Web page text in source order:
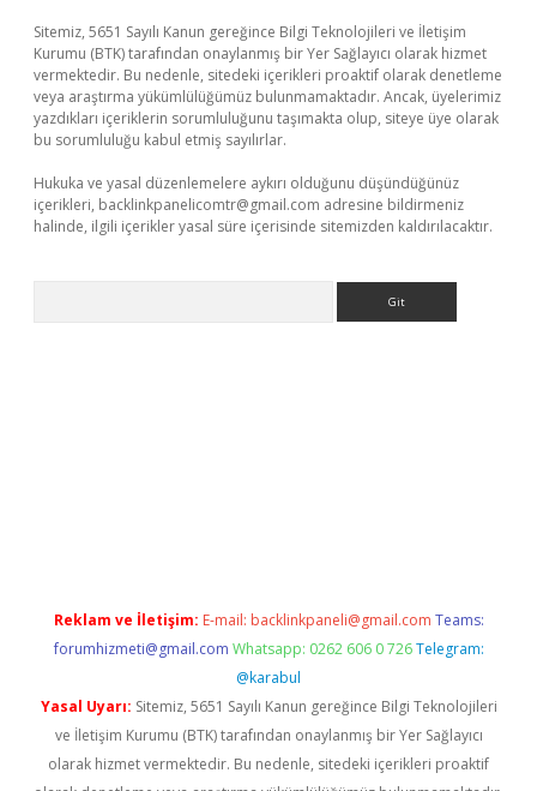
Sitemiz, 5651 Sayılı Kanun gereğince Bilgi Teknolojileri ve İletişim
Kurumu (BTK) tarafından onaylanmış bir Yer Sağlayıcı olarak hizmet
vermektedir. Bu nedenle, sitedeki içerikleri proaktif olarak denetleme
veya araştırma yükümlülüğümüz bulunmamaktadır. Ancak, üyelerimiz
yazdıkları içeriklerin sorumluluğunu taşımakta olup, siteye üye olarak
bu sorumluluğu kabul etmiş sayılırlar.
Hukuka ve yasal düzenlemelere aykırı olduğunu düşündüğünüz
içerikleri, backlinkpanelicomtr@gmail.com adresine bildirmeniz
halinde, ilgili içerikler yasal süre içerisinde sitemizden kaldırılacaktır.
Reklam ve İletişim: E-mail: backlinkpaneli@gmail.com Teams:
forumhizmeti@gmail.com Whatsapp: 0262 606 0 726 Telegram:
@karabul
Yasal Uyarı: Sitemiz, 5651 Sayılı Kanun gereğince Bilgi Teknolojileri
ve İletişim Kurumu (BTK) tarafından onaylanmış bir Yer Sağlayıcı
olarak hizmet vermektedir. Bu nedenle, sitedeki içerikleri proaktif